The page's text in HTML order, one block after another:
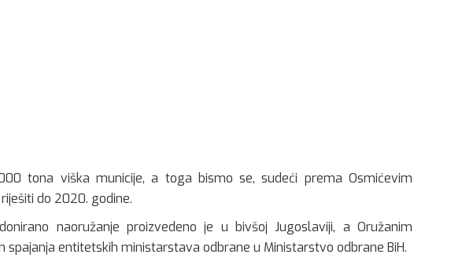
tona viška municije, a toga bismo se, sudeći prema Osmićevim
do 2020. godine.
naoružanje proizvedeno je u bivšoj Jugoslaviji, a Oružanim
spajanja entitetskih ministarstava odbrane u Ministarstvo odbrane BiH.